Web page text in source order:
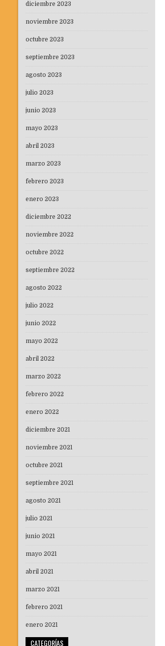
diciembre 2023
noviembre 2023
octubre 2023
septiembre 2023
agosto 2023
julio 2023
junio 2023
mayo 2023
abril 2023
marzo 2023
febrero 2023
enero 2023
diciembre 2022
noviembre 2022
octubre 2022
septiembre 2022
agosto 2022
julio 2022
junio 2022
mayo 2022
abril 2022
marzo 2022
febrero 2022
enero 2022
diciembre 2021
noviembre 2021
octubre 2021
septiembre 2021
agosto 2021
julio 2021
junio 2021
mayo 2021
abril 2021
marzo 2021
febrero 2021
enero 2021
CATEGORÍAS